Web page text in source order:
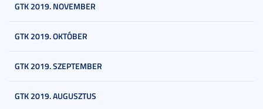
GTK 2019. NOVEMBER
GTK 2019. OKTÓBER
GTK 2019. SZEPTEMBER
GTK 2019. AUGUSZTUS